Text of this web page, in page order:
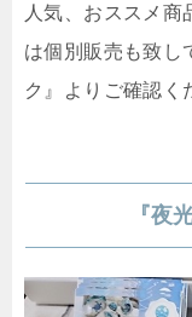
人気、おススメ
は個別販売も致し
ク』よりご確認く
『夜